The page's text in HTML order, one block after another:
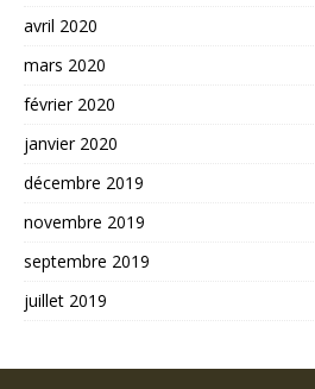
avril 2020
mars 2020
février 2020
janvier 2020
décembre 2019
novembre 2019
septembre 2019
juillet 2019